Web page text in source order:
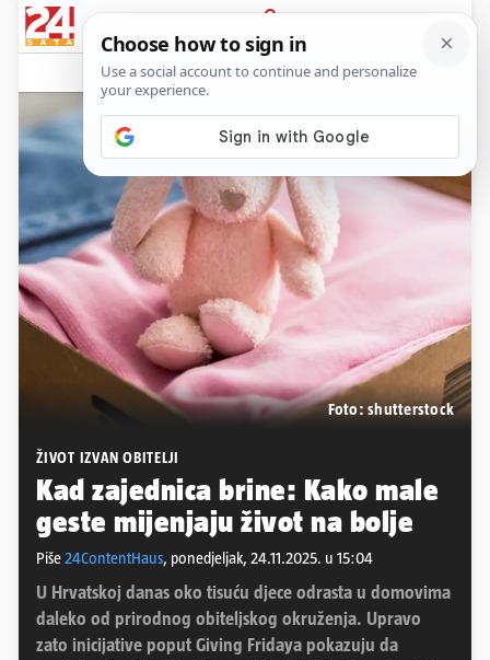
PRIJAVA
Native sadržaj Komentari
Foto: shutterstock
ŽIVOT IZVAN OBITELJI
Kad zajednica brine: Kako male
geste mijenjaju život na bolje
Piše24ContentHaus, ponedjeljak, 24.11.2025. u 15:04
U Hrvatskoj danas oko tisuću djece odrasta u domovima
daleko od prirodnog obiteljskog okruženja. Upravo
zato inicijative poput Giving Fridaya pokazuju da